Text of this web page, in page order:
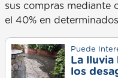
sus compras mediante
el 40% en
Puede
La lluvia
los